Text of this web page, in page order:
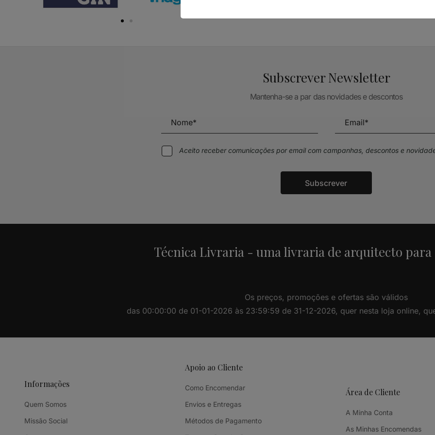
Subscrever Newsletter
Mantenha-se a par das novidades e descontos
Aceito receber comunicações por email com campanhas, descontos e
Subscrever
Técnica Livraria - uma livraria de arquitecto
Os preços, promoções e ofertas são válidos
das 00:00:00 de 01-01-2026 às 23:59:59 de 31-12-2026, quer nesta loja online,
Informações
Quem Somos
Missão Social
Apoio ao Cliente
Como Encomendar
Envios e Entregas
Métodos de Pagamento
Área de Cliente
A Minha Conta
As Minhas Encomendas